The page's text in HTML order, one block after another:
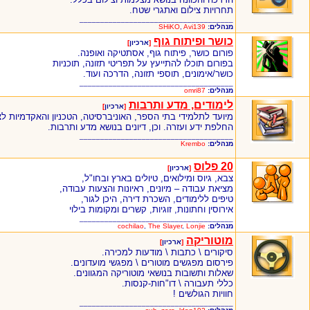
תחרויות צילום ואתגרי שטח.
מנהלים:
SHiKO Avi139
כושר ופיתוח גוף [ארכיון]
פורום כושר, פיתוח גוף, אסתטיקה ואופנה.
בפורום תוכלו להתייעץ על תפריטי תזונה, תוכניות
כושר/אימונים, תוספי תזונה, הדרכה ועוד.
מנהלים: omri87
לימודים, מדע ותרבות [ארכיון]
מיועד לתלמידי בתי הספר, האוניברסיטה, הטכניון והאקדמיות
החלפת ידע ועזרה. וכן, דיונים בנושא מדע ותרבות.
מנהלים: Krembo
20 פלוס [ארכיון]
צבא, גיוס ומילואים, טיולים בארץ ובחו"ל,
מציאת עבודה – מיונים, ראיונות והצעות עבודה,
טיפים ללימודים, השכרת דירה, היכן לגור,
אירוסין וחתונות, זוגיות, קשרים ומקומות בילוי
מנהלים:
cochilao The Slayer, Lonjie
מוטוריקה [ארכיון]
סיקורים \ כתבות \ מודעות למכירה.
פירסום מפגשים מוטורים \ מפגשי מועדונים.
שאלות ותשובות בנושאי מוטוריקה המגוונים.
כללי תעבורה \ דו"חות-קנסות.
חוויות הגולשים !